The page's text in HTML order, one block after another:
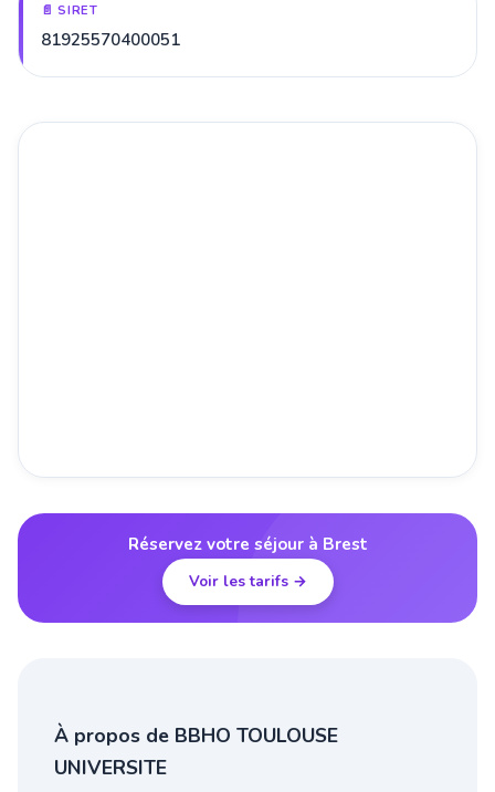
📄 SIRET
81925570400051
Réservez votre séjour à Brest
Voir les tarifs →
À propos de BBHO TOULOUSE
UNIVERSITE